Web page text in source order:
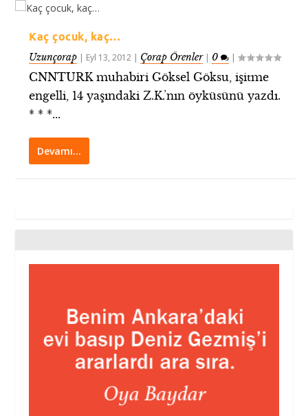
Kaç çocuk, kaç…
Uzunçorap | Eyl 13, 2012 | Çorap Örenler| 0 |
CNNTURK muhabiri Göksel Göksu, işitme
engelli, 14 yaşındaki Z.K.’nın öyküsünü yazdı.
* * *...
Devamı…